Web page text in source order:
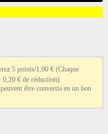
5 points/1,00 € (Chaque
0,20 € de réduction).
être convertis en un bon